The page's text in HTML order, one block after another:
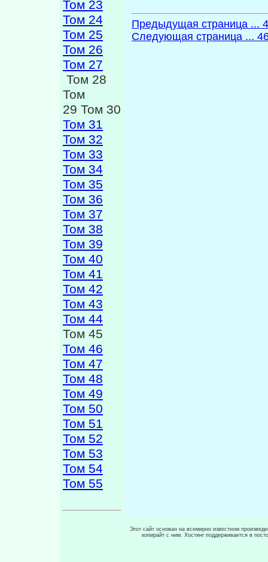
Том 23
Том 24
Том 25
Том 26
Том 27
Том 28
Том
29 Том 30
Том 31
Том 32
Том 33
Том 34
Том 35
Том 36
Том 37
Том 38
Том 39
Том 40
Том 41
Том 42
Том 43
Том 44
Том 45
Том 46
Том 47
Том 48
Том 49
Том 50
Том 51
Том 52
Том 53
Том 54
Том 55
Предыдущая страница ...
Следующая страница ...
Этот сайт основан на всемирно известном
копирайт с ним. Хостинг поддерживается в